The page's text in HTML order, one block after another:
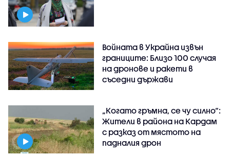
Войната в Украйна извън
границите: Близо 100 случая
на дронове и ракети в
съседни държави
„Когато гръмна, се чу силно“:
Жители в района на Кардам
с разказ от мястото на
падналия дрон